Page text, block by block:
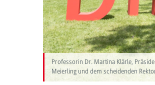
Professorin Dr. Martina Klärle,
Meierling und dem scheidenden